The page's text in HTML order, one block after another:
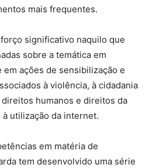
mais frequentes.
significativo naquilo que
sobre a temática em
ações de sensibilização e
à violência, à cidadania
humanos e direitos da
utilização da internet.
em matéria de
tem desenvolvido uma série